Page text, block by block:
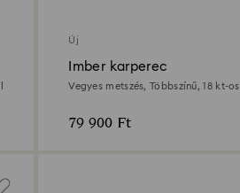
Új
Imber karperec
Vegyes metszés, Többszínű, 18 kt-os
79 900 Ft